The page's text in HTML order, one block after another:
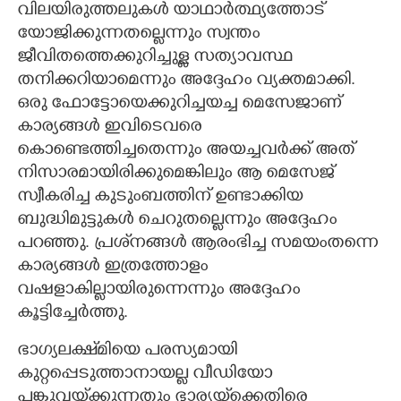
വിലയിരുത്തലുകൾ യാഥാർത്ഥ്യത്തോട്
യോജിക്കുന്നതല്ലെന്നും സ്വന്തം
ജീവിതത്തെക്കുറിച്ചുള്ള സത്യാവസ്ഥ
തനിക്കറിയാമെന്നും അദ്ദേഹം വ്യക്തമാക്കി.
ഒരു ഫോട്ടോയെക്കുറിച്ചയച്ച മെസേജാണ്
കാര്യങ്ങൾ ഇവിടെവരെ
കൊണ്ടെത്തിച്ചതെന്നും അയച്ചവർക്ക് അത്
നിസാരമായിരിക്കുമെങ്കിലും ആ മെസേജ്
സ്വീകരിച്ച കുടുംബത്തിന് ഉണ്ടാക്കിയ
ബുദ്ധിമുട്ടുകൾ ചെറുതല്ലെന്നും അദ്ദേഹം
പറഞ്ഞു. പ്രശ്‌നങ്ങൾ ആരംഭിച്ച സമയംതന്നെ
കാര്യങ്ങൾ ഇത്രത്തോളം
വഷളാകില്ലായിരുന്നെന്നും അദ്ദേഹം
കൂട്ടിച്ചേർത്തു.
ഭാഗ്യലക്ഷ്‌മിയെ പരസ്യമായി
കുറ്റപ്പെടുത്താനായല്ല വീഡിയോ